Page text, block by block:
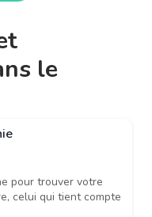
le
pour trouver votre
celui qui tient compte